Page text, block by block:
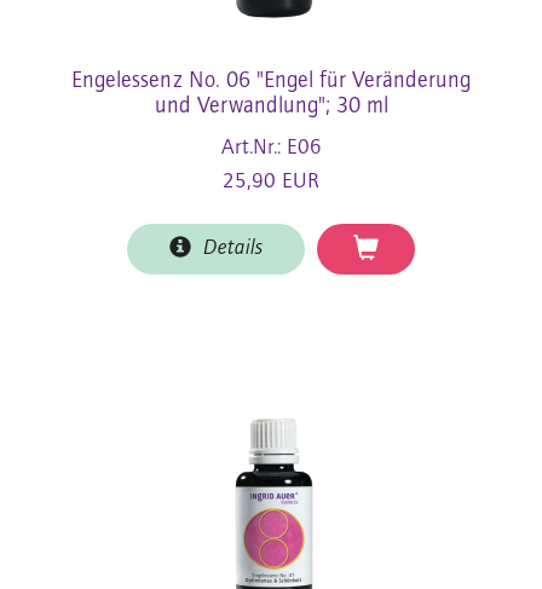
Engelessenz No. 06 "Engel für Veränderung
und Verwandlung"; 30 ml
Art.Nr.: E06
25,90 EUR
Details